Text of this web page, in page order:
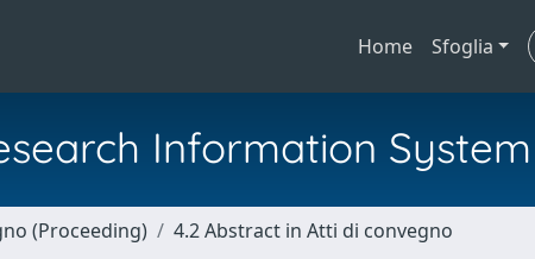
Home Sfoglia
Information System
(Proceeding) 4.2 Abstract in Atti di convegno